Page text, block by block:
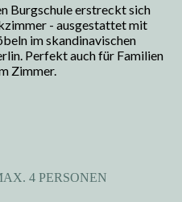
Burgschule erstreckt sich
- ausgestattet mit
im skandinavischen
Perfekt auch für Familien
Zimmer.
4 PERSONEN